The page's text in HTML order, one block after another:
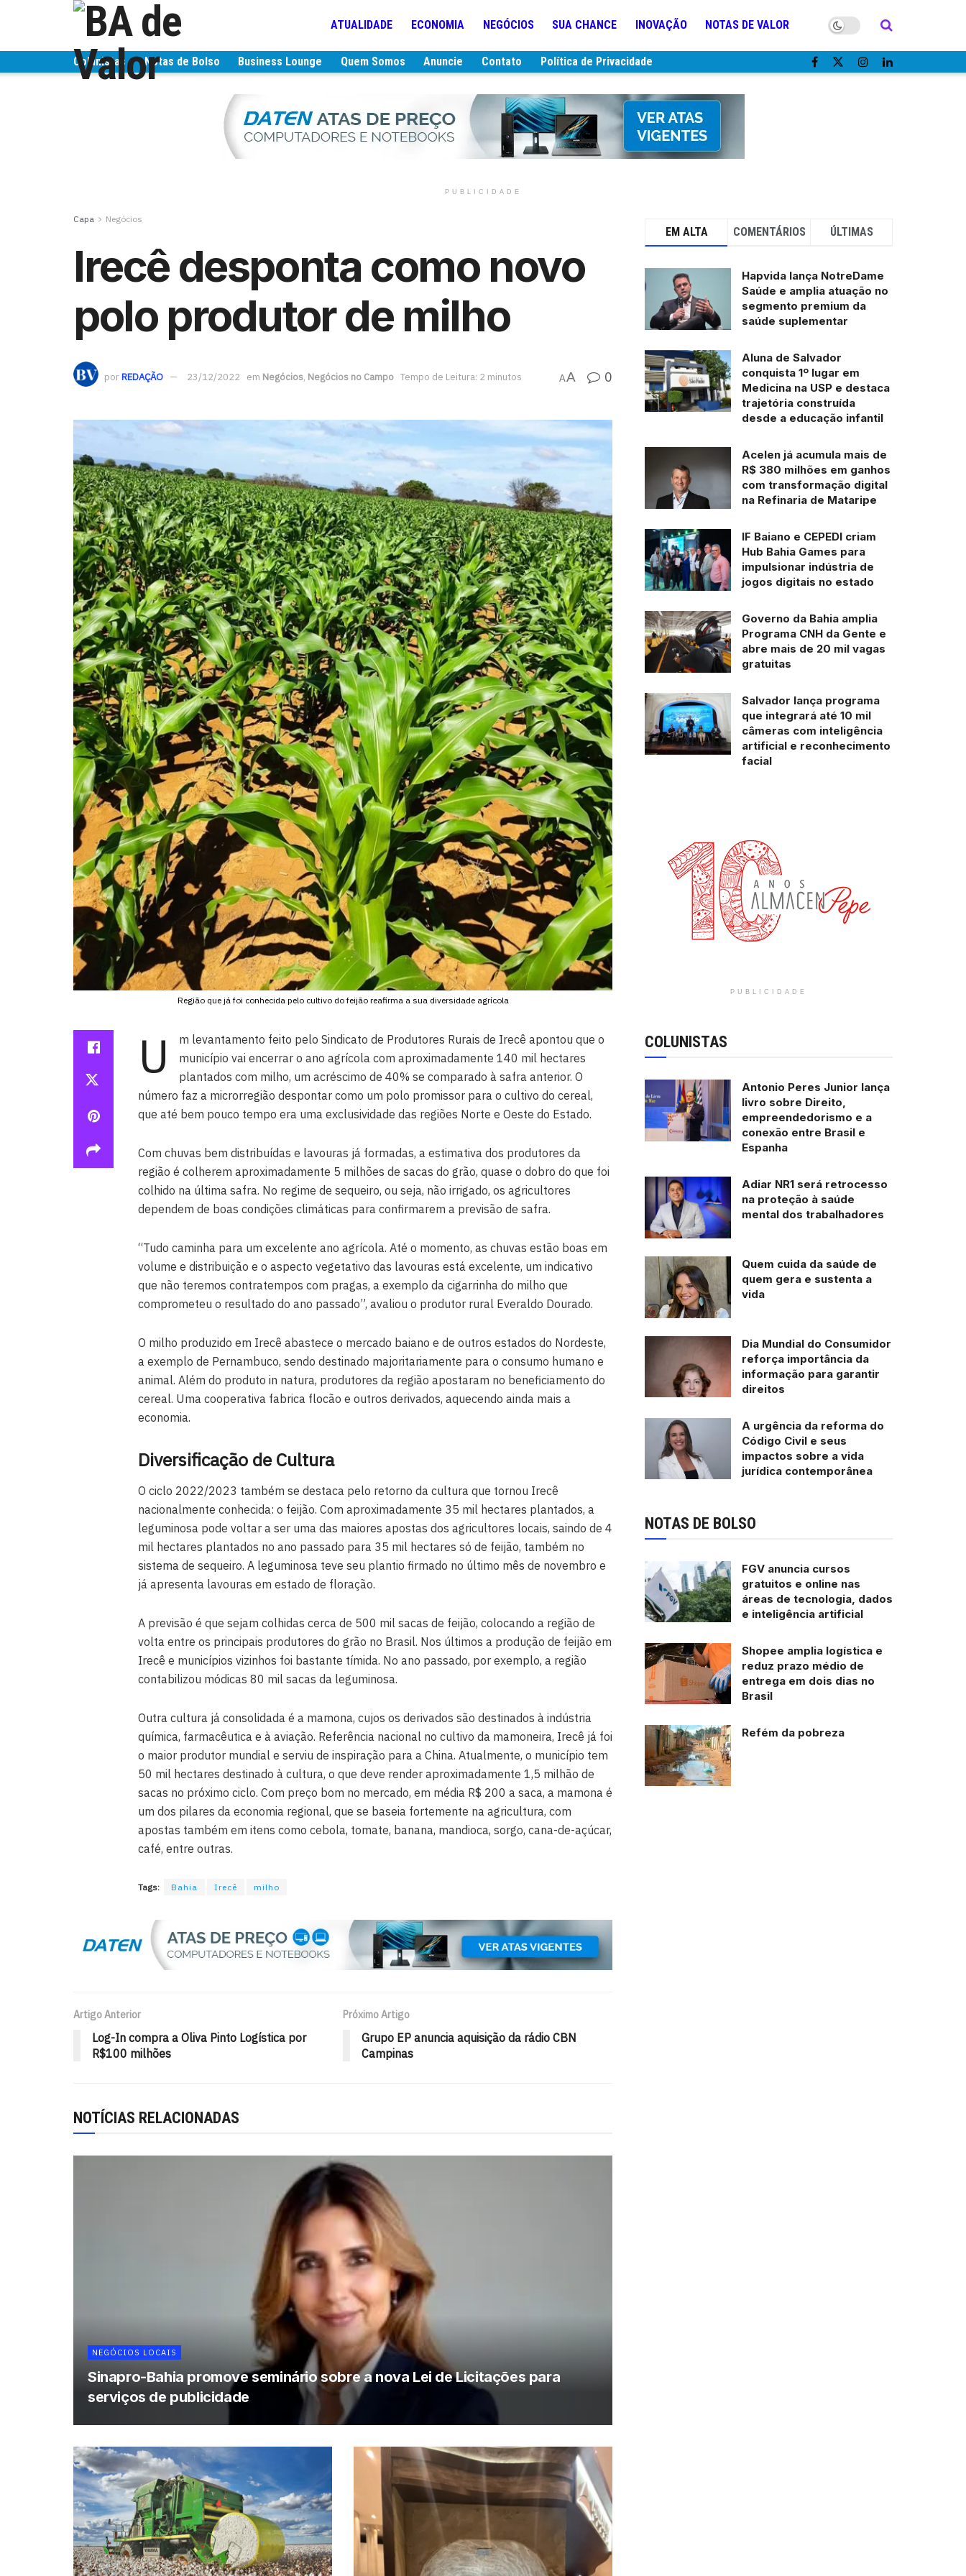
ATUALIDADE ECONOMIA NEGÓCIOS SUA CHANCE INOVAÇÃO NOTAS DE VALOR
Colunistas Notas de Bolso Business Lounge Quem Somos Anuncie Contato Política de Privacidade
PUBLICIDADE
Capa Negócios
Irecê desponta como novo
polo produtor de milho
porREDAÇÃO 23/12/2022 em Negócios, Negócios no Campo Tempo de Leitura: 2 minutos AA 0
Região que já foi conhecida pelo cultivo do feijão reafirma a sua diversidade agrícola
U
m levantamento feito pelo Sindicato de Produtores Rurais de Irecê apontou que o
município vai encerrar o ano agrícola com aproximadamente 140 mil hectares
plantados com milho, um acréscimo de 40% se comparado à safra anterior. O
número faz a microrregião despontar como um polo promissor para o cultivo do cereal,
que até bem pouco tempo era uma exclusividade das regiões Norte e Oeste do Estado.
Com chuvas bem distribuídas e lavouras já formadas, a estimativa dos produtores da
região é colherem aproximadamente 5 milhões de sacas do grão, quase o dobro do que foi
colhido na última safra. No regime de sequeiro, ou seja, não irrigado, os agricultores
dependem de boas condições climáticas para confirmarem a previsão de safra.
“Tudo caminha para um excelente ano agrícola. Até o momento, as chuvas estão boas em
volume e distribuição e o aspecto vegetativo das lavouras está excelente, um indicativo
que não teremos contratempos com pragas, a exemplo da cigarrinha do milho que
comprometeu o resultado do ano passado”, avaliou o produtor rural Everaldo Dourado.
O milho produzido em Irecê abastece o mercado baiano e de outros estados do Nordeste,
a exemplo de Pernambuco, sendo destinado majoritariamente para o consumo humano e
animal. Além do produto in natura, produtores da região apostaram no beneficiamento do
cereal. Uma cooperativa fabrica flocão e outros derivados, aquecendo ainda mais a
economia.
Diversificação de Cultura
O ciclo 2022/2023 também se destaca pelo retorno da cultura que tornou Irecê
nacionalmente conhecida: o feijão. Com aproximadamente 35 mil hectares plantados, a
leguminosa pode voltar a ser uma das maiores apostas dos agricultores locais, saindo de 4
mil hectares plantados no ano passado para 35 mil hectares só de feijão, também no
sistema de sequeiro. A leguminosa teve seu plantio firmado no último mês de novembro e
já apresenta lavouras em estado de floração.
A previsão é que sejam colhidas cerca de 500 mil sacas de feijão, colocando a região de
volta entre os principais produtores do grão no Brasil. Nos últimos a produção de feijão em
Irecê e municípios vizinhos foi bastante tímida. No ano passado, por exemplo, a região
contabilizou módicas 80 mil sacas da leguminosa.
Outra cultura já consolidada é a mamona, cujos os derivados são destinados à indústria
química, farmacêutica e à aviação. Referência nacional no cultivo da mamoneira, Irecê já foi
o maior produtor mundial e serviu de inspiração para a China. Atualmente, o município tem
50 mil hectares destinado à cultura, o que deve render aproximadamente 1,5 milhão de
sacas no próximo ciclo. Com preço bom no mercado, em média R$ 200 a saca, a mamona é
um dos pilares da economia regional, que se baseia fortemente na agricultura, com
apostas também em itens como cebola, tomate, banana, mandioca, sorgo, cana-de-açúcar,
café, entre outras.
Tags: Bahia Irecê milho
Artigo Anterior
Log-In compra a Oliva Pinto Logística por
R$100 milhões
Próximo Artigo
Grupo EP anuncia aquisição da rádio CBN
Campinas
NOTÍCIAS RELACIONADAS
NEGÓCIOS LOCAIS
Sinapro-Bahia promove seminário sobre a nova Lei de Licitações para
serviços de publicidade
EM ALTA COMENTÁRIOS ÚLTIMAS
Hapvida lança NotreDame
Saúde e amplia atuação no
segmento premium da
saúde suplementar
Aluna de Salvador
conquista 1º lugar em
Medicina na USP e destaca
trajetória construída
desde a educação infantil
Acelen já acumula mais de
R$ 380 milhões em ganhos
com transformação digital
na Refinaria de Mataripe
IF Baiano e CEPEDI criam
Hub Bahia Games para
impulsionar indústria de
jogos digitais no estado
Governo da Bahia amplia
Programa CNH da Gente e
abre mais de 20 mil vagas
gratuitas
Salvador lança programa
que integrará até 10 mil
câmeras com inteligência
artificial e reconhecimento
facial
PUBLICIDADE
COLUNISTAS
Antonio Peres Junior lança
livro sobre Direito,
empreendedorismo e a
conexão entre Brasil e
Espanha
Adiar NR1 será retrocesso
na proteção à saúde
mental dos trabalhadores
Quem cuida da saúde de
quem gera e sustenta a
vida
Dia Mundial do Consumidor
reforça importância da
informação para garantir
direitos
A urgência da reforma do
Código Civil e seus
impactos sobre a vida
jurídica contemporânea
NOTAS DE BOLSO
FGV anuncia cursos
gratuitos e online nas
áreas de tecnologia, dados
e inteligência artificial
Shopee amplia logística e
reduz prazo médio de
entrega em dois dias no
Brasil
Refém da pobreza